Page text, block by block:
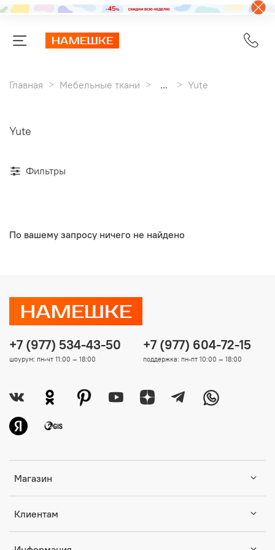
Главная Мебельные ткани ... Yute
Yute
Фильтры
По вашему запросу ничего не найдено
Магазин
Клиентам
+7 (977) 534-43-50
шоурум: пн-чт 11:00 — 18:00
+7 (977) 604-72-15
поддержка: пн-пт 10:00 — 18:00